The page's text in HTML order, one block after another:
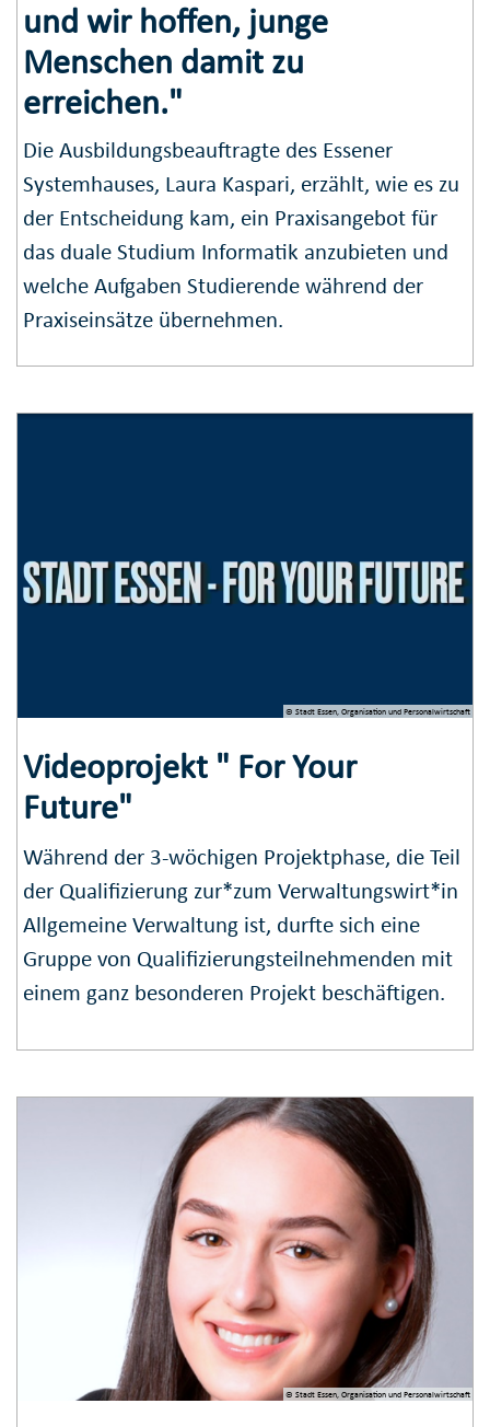
und wir hoffen, junge
Menschen damit zu
erreichen."
Die Ausbildungsbeauftragte des Essener
Systemhauses, Laura Kaspari, erzählt, wie es zu
der Entscheidung kam, ein Praxisangebot für
das duale Studium Informatik anzubieten und
welche Aufgaben Studierende während der
Praxiseinsätze übernehmen.
© Stadt Essen, Organisation und Personalwirtschaft
Videoprojekt " For Your
Future"
Während der 3-wöchigen Projektphase, die Teil
der Qualifizierung zur*zum Verwaltungswirt*in
Allgemeine Verwaltung ist, durfte sich eine
Gruppe von Qualifizierungsteilnehmenden mit
einem ganz besonderen Projekt beschäftigen.
© Stadt Essen, Organisation und Personalwirtschaft